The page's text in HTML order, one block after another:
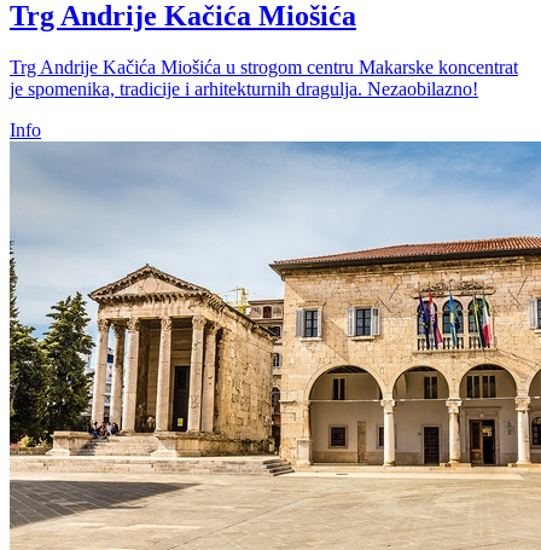
Trg Andrije Kačića Miošića
Trg Andrije Kačića Miošića u strogom centru Makarske koncentrat
je spomenika, tradicije i arhitekturnih dragulja. Nezaobilazno!
Info